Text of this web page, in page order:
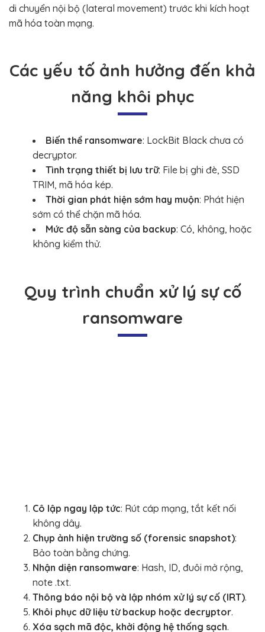
di chuyển nội bộ (lateral movement) trước khi kích hoạt
mã hóa toàn mạng.
Các yếu tố ảnh hưởng đến khả
năng khôi phục
Biến thể ransomware: LockBit Black chưa có
decryptor.
Tình trạng thiết bị lưu trữ: File bị ghi đè, SSD
TRIM, mã hóa kép.
Thời gian phát hiện sớm hay muộn: Phát hiện
sớm có thể chặn mã hóa.
Mức độ sẵn sàng của backup: Có, không, hoặc
không kiểm thử.
Quy trình chuẩn xử lý sự cố
ransomware
Cô lập ngay lập tức: Rút cáp mạng, tắt kết nối
không dây.
Chụp ảnh hiện trường số (forensic snapshot):
Bảo toàn bằng chứng.
Nhận diện ransomware: Hash, ID, đuôi mở rộng,
note .txt.
Thông báo nội bộ và lập nhóm xử lý sự cố (IRT).
Khôi phục dữ liệu từ backup hoặc decryptor.
Xóa sạch mã độc, khởi động hệ thống sạch.